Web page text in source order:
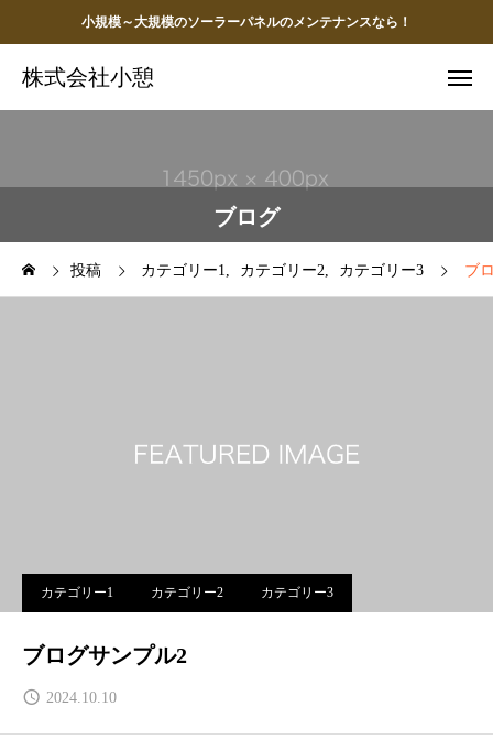
小規模～大規模のソーラーパネルのメンテナンスなら！
株式会社小憩
ブログ
投稿 カテゴリー1 カテゴリー2 カテゴリー3 ブ
カテゴリー1 カテゴリー2 カテゴリー3
ブログサンプル2
2024.10.10